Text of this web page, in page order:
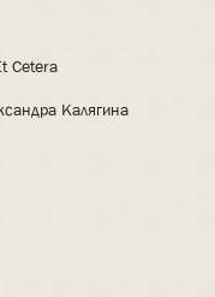
Cetera
Калягина